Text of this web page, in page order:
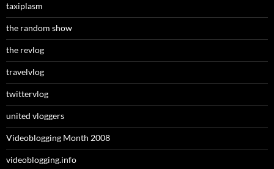
taxiplasm
the random show
the revlog
travelvlog
twittervlog
united vloggers
Videoblogging Month 2008
videoblogging.info